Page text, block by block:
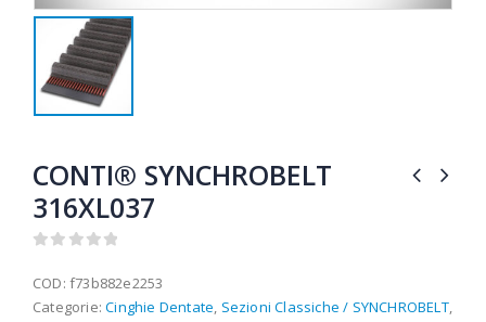
CONTI® SYNCHROBELT
316XL037
COD: f73b882e2253
Categorie:Cinghie Dentate Sezioni Classiche / SYNCHROBELT,